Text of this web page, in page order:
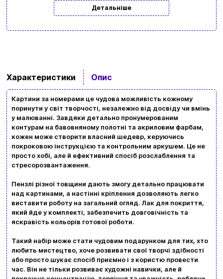
Детальніше
Характеристики Опис
Картини за номерами це чудова можливість кожному
поринути у світ творчості, незалежно від досвіду чи вмінь
у малюванні. Завдяки детально пронумерованим
контурам на бавовняному полотні та акриловим фарбам,
кожен може створити власний шедевр, керуючись
покроковою інструкцією та контрольним аркушем. Це не
просто хобі, але й ефективний спосіб розслаблення та
стресорозвантаження.
Пензлі різної товщини дають змогу детально працювати
над картинами, а настінні кріплення дозволяють легко
виставити роботу на загальний огляд. Лак для покриття,
який йде у комплекті, забезпечить довговічність та
яскравість кольорів готової роботи.
Такий набір може стати чудовим подарунком для тих, хто
любить мистецтво, хоче розвивати свої творчі здібності
або просто шукає спосіб приємно і з користю провести
час. Він не тільки розвиває художні навички, але й
Вхід Реєстрація
Бренди
Доставка та оплата
Новини та статті
Повернення та обмін товарів
Політика конфіденційності
Контакти
Ваш кошик зараз порожній
Перегляньте асортимент нашого магазину і ви
обовʼязково знайдете щось цікавеньке